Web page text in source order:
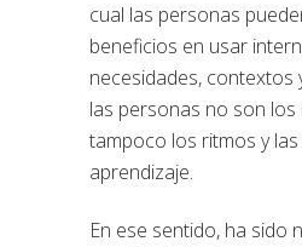
cual las personas
beneficios en usar
necesidades, contextos
las personas no son los
tampoco los ritmos y
aprendizaje.
En ese sentido, ha sido